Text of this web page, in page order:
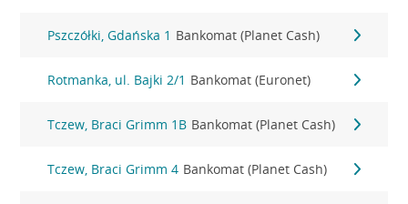
Pszczółki, Gdańska 1 Bankomat (Planet Cash)
Rotmanka, ul. Bajki 2/1 Bankomat (Euronet)
Tczew, Braci Grimm 1B Bankomat (Planet Cash)
Tczew, Braci Grimm 4 Bankomat (Planet Cash)